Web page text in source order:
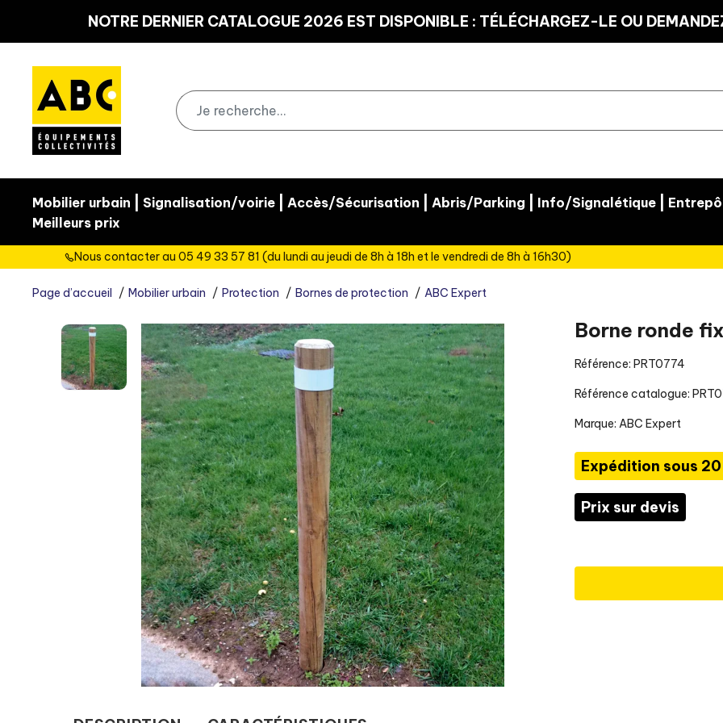
NOTRE DERNIER CATALOGUE 2026 EST DISPONIBLE : TÉLÉCHARGEZ-LE OU
Mobilier urbain Signalisation/voirie Accès/Sécurisation Abris/Parking Info/Signalétique
Meilleurs prix
Nous contacter au 05 49 33 57 81 (du lundi au jeudi de 8h à 18h et le vendredi de 8h à 16h30)
Page d’accueil Mobilier urbain Protection Bornes de protection ABC Expert
Borne ronde
Référence: PRT0774
Référence catalogue:
Marque: ABC Expert
Expédition sous
Prix sur devis